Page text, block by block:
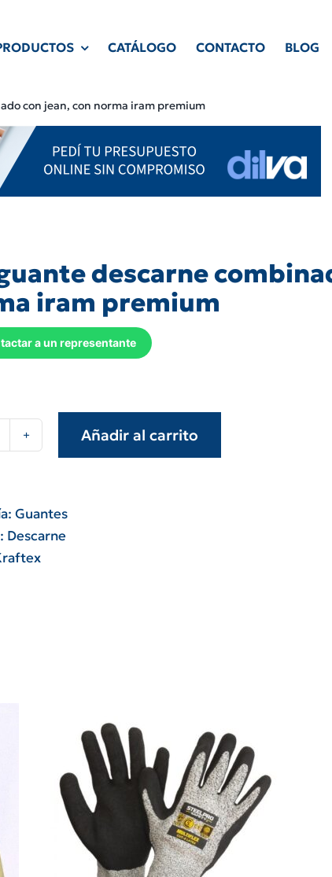
CATÁLOGO CONTACTO BLOG
con jean, con norma iram premium
descarne
iram premium
a un representante
Añadir al carrito
Guantes
Descarne